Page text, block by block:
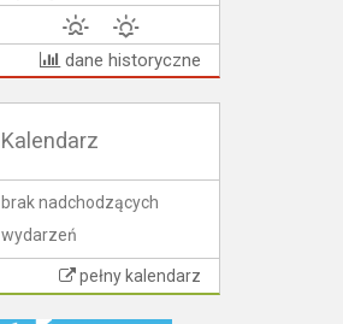
dane historyczne
Kalendarz
brak nadchodzących
wydarzeń
pełny kalendarz